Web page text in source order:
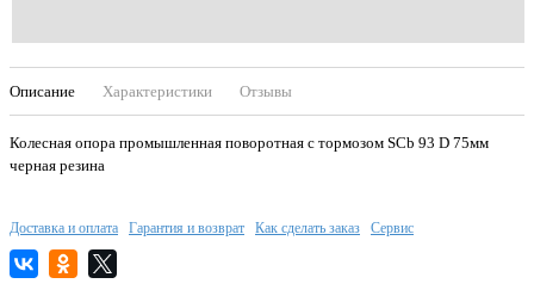
Описание Характеристики Отзывы
Колесная опора промышленная поворотная с тормозом SCb 93 D 75мм
черная резина
Доставка и оплата Гарантия и возврат Как сделать заказ Сервис